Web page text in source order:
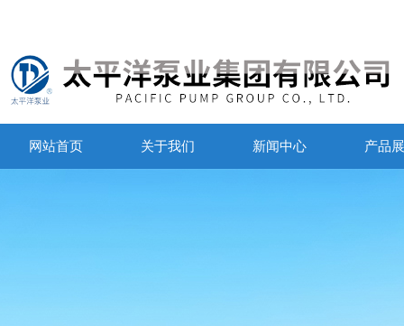
网站首页 关于我们 新闻中心 产品